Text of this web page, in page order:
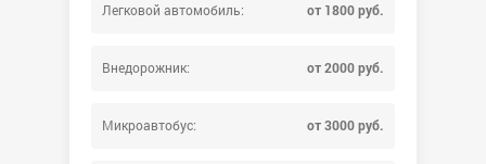
Легковой автомобиль: от 1800 руб.
Внедорожник: от 2000 руб.
Микроавтобус: от 3000 руб.